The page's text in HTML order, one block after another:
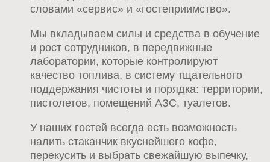
словами «сервис» и «гостеприимство».
Мы вкладываем силы и средства в обучение
и рост сотрудников, в передвижные
лаборатории, которые контролируют
качество топлива, в систему тщательного
поддержания чистоты и порядка: территории,
пистолетов, помещений АЗС, туалетов.
У наших гостей всегда есть возможность
налить стаканчик вкуснейшего кофе,
перекусить и выбрать свежайшую выпечку,